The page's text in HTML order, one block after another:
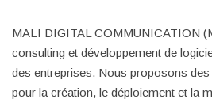
MALI DIGITAL COMMUNICATION
consulting et développement de
des entreprises. Nous proposons
pour la création, le déploiement et la